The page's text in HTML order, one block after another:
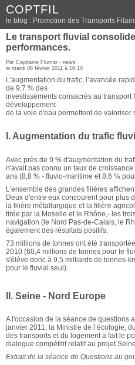
COPTFIL
le blog : Promotion des Transports
Le transport fluvial
performances.
Par Capitaine Flumar - news
le mardi 08 février 2011 à 16:10
L'augmentation du trafic, l’avancée
de 9,7 % des
investissements consacrés au
développement
de la voie d'eau permettent de valoriser
I. Augmentation du trafic
Avec près de 9 % d'augmentation du
n'avait pas connu un taux de
ans (8,8 % - fluvio-maritime et 8,6 %
L'ensemble des grandes filières
Deux d'entre eux concourent pour plus
la filière métallurgique et la filière
tirée par la Moselle et le Rhône,- les
navigation (le Nord Pas-de-Calais, le
également des résultats positifs.
73 millions de tonnes ont été
2010 (60,4 millions de tonnes pour le
s'élève donc à 9,5 milliards de tonnes-
pour le fluvial seul).
II. Seine - Nord Europe
A l'occasion de la séance de questions
janvier 2011, la Ministre de l’écologie,
des transports et du logement a fait le
dialogue compétitif relatif au projet
Extrait de la séance de Questions au